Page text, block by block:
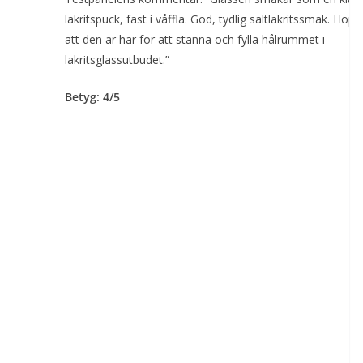
lakritspuck, fast i våffla. God, tydlig saltlakritssmak.
att den är här för att stanna och fylla hålrummet i
lakritsglassutbudet.”
Betyg: 4/5